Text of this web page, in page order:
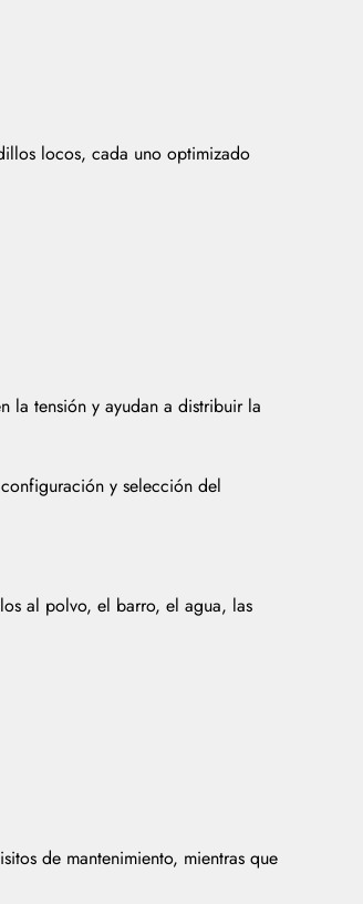
locos, cada uno optimizado
la tensión y ayudan a distribuir la
y selección del
al polvo, el barro, el agua, las
de mantenimiento, mientras que